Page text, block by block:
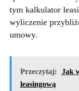
tym kalkulator
wyliczenie
umowy.
Przeczytaj:
Jak
leasingową